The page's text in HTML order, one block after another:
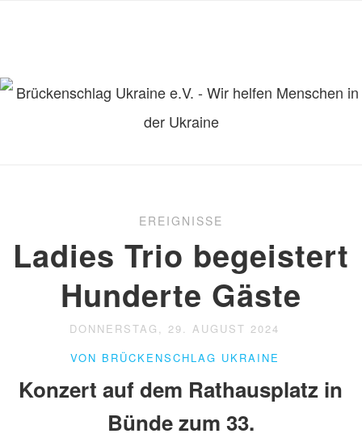
EREIGNISSE
Ladies Trio begeistert
Hunderte Gäste
DONNERSTAG, 29. AUGUST 2024
VON BRÜCKENSCHLAG UKRAINE
Konzert auf dem Rathausplatz in
Bünde zum 33.